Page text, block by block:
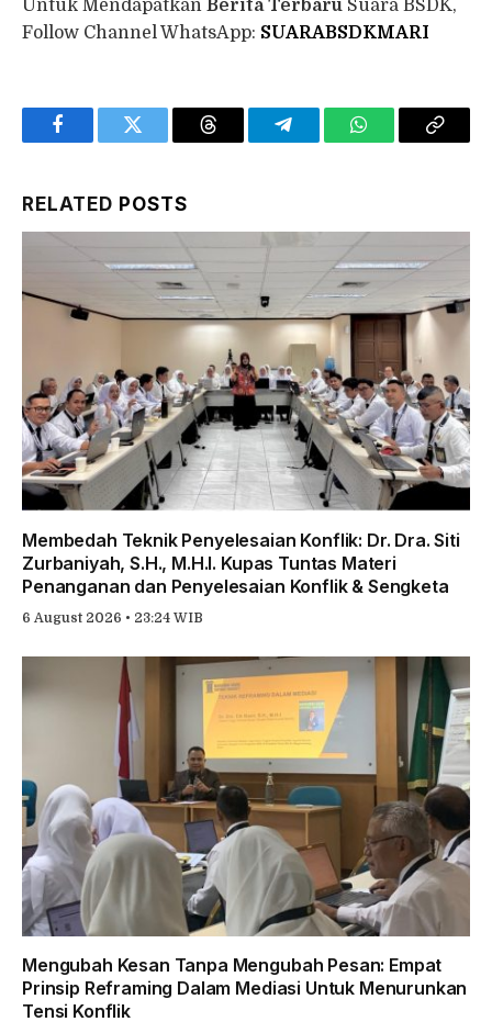
Untuk Mendapatkan Berita Terbaru Suara BSDK,
Follow Channel WhatsApp: SUARABSDKMARI
FacebookTwitter Threads TelegramWhatsAppCopy
RELATED POSTS
Membedah Teknik Penyelesaian Konflik: Dr. Dra. Siti
Zurbaniyah, S.H., M.H.I. Kupas Tuntas Materi
Penanganan dan Penyelesaian Konflik & Sengketa
6 August 2026 • 23:24 WIB
Mengubah Kesan Tanpa Mengubah Pesan: Empat
Prinsip Reframing Dalam Mediasi Untuk Menurunkan
Tensi Konflik